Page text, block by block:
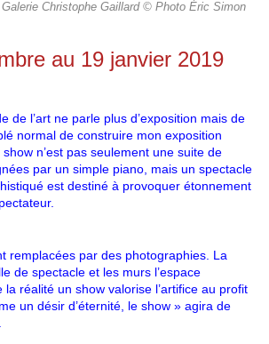
Christophe Gaillard © Photo Éric Simon
au 19 janvier 2019
de l’art ne parle plus d’exposition mais de
normal de construire mon exposition
n’est pas seulement une suite de
par un simple piano, mais un spectacle
est destiné à provoquer étonnement
remplacées par des photographies. La
de spectacle et les murs l’espace
la réalité un show valorise l’artifice au profit
un désir d’éternité, le show » agira de